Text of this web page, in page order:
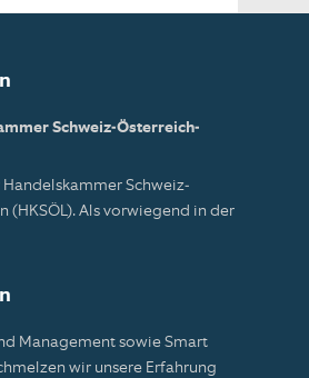
Schweiz-Österreich-
Schweiz-
(HKSÖL). Als vorwiegend in der
Management sowie Smart
wir unsere Erfahrung